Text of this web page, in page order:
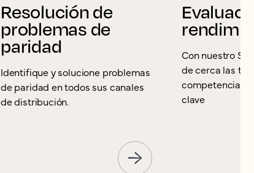
Resolución de
problemas de
paridad
Identifique y solucione problemas
de paridad en todos sus canales
de distribución.
Con nuestro
de cerca las
competencia y
clave